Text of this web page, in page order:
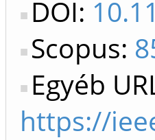
DOI:
Scopus:
Egyéb
https://